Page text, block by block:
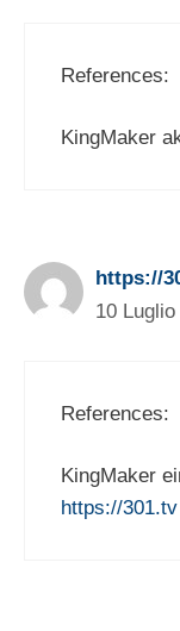
References:
KingMaker
https://
10
References:
KingMaker
https://301.tv